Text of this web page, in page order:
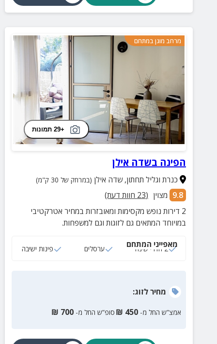
מרחב מוגן במתחם
+29 תמונות
הפינה בשדה אילן
כנרת וגליל תחתון,שדה אילן (במרחק של 30 ק"מ)
9.8 מצוין (
23 חוות דעת)
2 דירות נופש מקסימות ומאובזרות במחיר אטרקטיבי
במויוחד המתאים גם לזוגות וגם למשפחות.
מאפייני המתחם
2 חדרי שינה ערסלים פינות ישיבה
מחירלזוג:
אמצ”ש החל מ- 450
₪ סופ”ש החל מ- 700
₪